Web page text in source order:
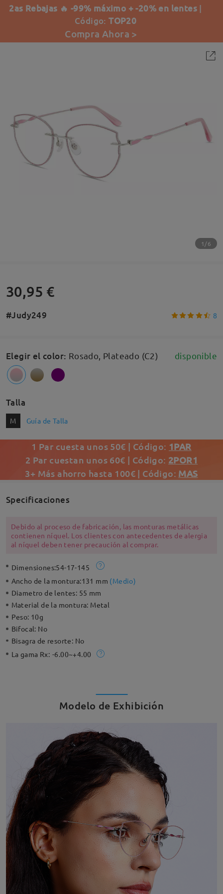
2as Rebajas 🔥 -99% máximo + -20% en lentes |
Código:TOP20
Compra Ahora >
1/6
30,95 €
#Judy249 8
Elegir el color: Rosado, Plateado (C2) disponible
Talla
M Guía de Talla
1 Par cuesta unos 50€ | Código: 1PAR
2 Par cuestan unos 60€ | Código: 2POR1
3+ Más ahorro hasta 100€ | Código: MAS
Specificaciones
Debido al proceso de fabricación, las monturas metálicas
contienen níquel. Los clientes con antecedentes de alergia
al níquel deben tener precaución al comprar.
Dimensiones:54-17-145
Ancho de la montura:131 mm (Medio)
Diametro de lentes: 55 mm
Material de la montura: Metal
Peso: 10g
Bifocal: No
Bisagra de resorte: No
La gama Rx: -6.00~+4.00
Modelo de Exhibición